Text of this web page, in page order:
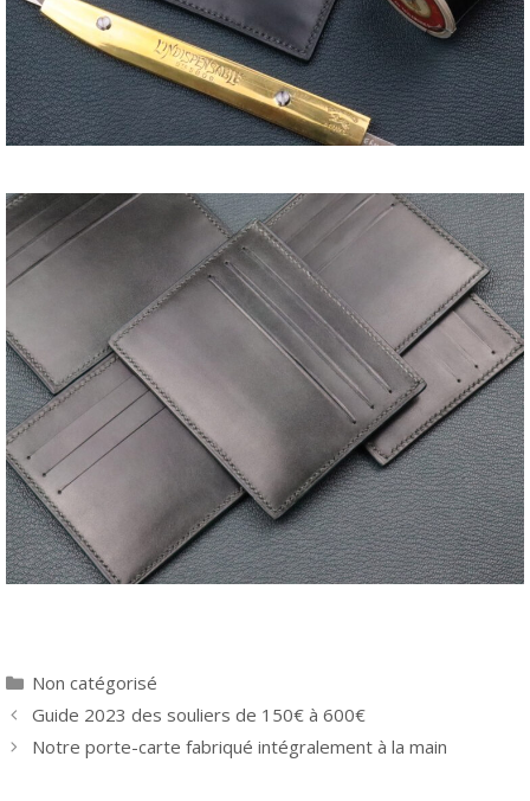
Catégories
Non catégorisé
Navigation
des
Guide 2023 des souliers de 150€ à 600€
Notre porte-carte fabriqué intégralement à la main